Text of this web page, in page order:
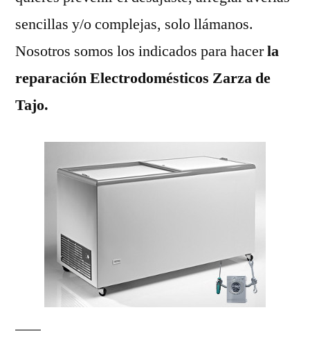
sencillas y/o complejas, solo llámanos.
Nosotros somos los indicados para hacerla
reparación Electrodomésticos Zarza de
Tajo.